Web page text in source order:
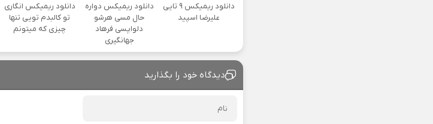
دانلود ریمیکس ۹ تایی
علیرضا اسپید
دانلود ریمیکس دواره
حال مسی هرشو
دلواپسی فرهاد
جهانگیری
دانلود ریمیکس انگاری
تو کالبدم تویی تنها
چیزی که میتونم
دیدگاه خود را بگذارید